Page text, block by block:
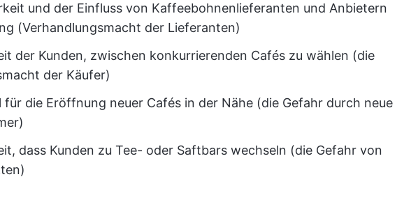
und der Einfluss von Kaffeebohnenlieferanten und Anbietern
(Verhandlungsmacht der Lieferanten)
der Kunden, zwischen konkurrierenden Cafés zu wählen (die
der Käufer)
für die Eröffnung neuer Cafés in der Nähe (die Gefahr durch neue
dass Kunden zu Tee- oder Saftbars wechseln (die Gefahr von